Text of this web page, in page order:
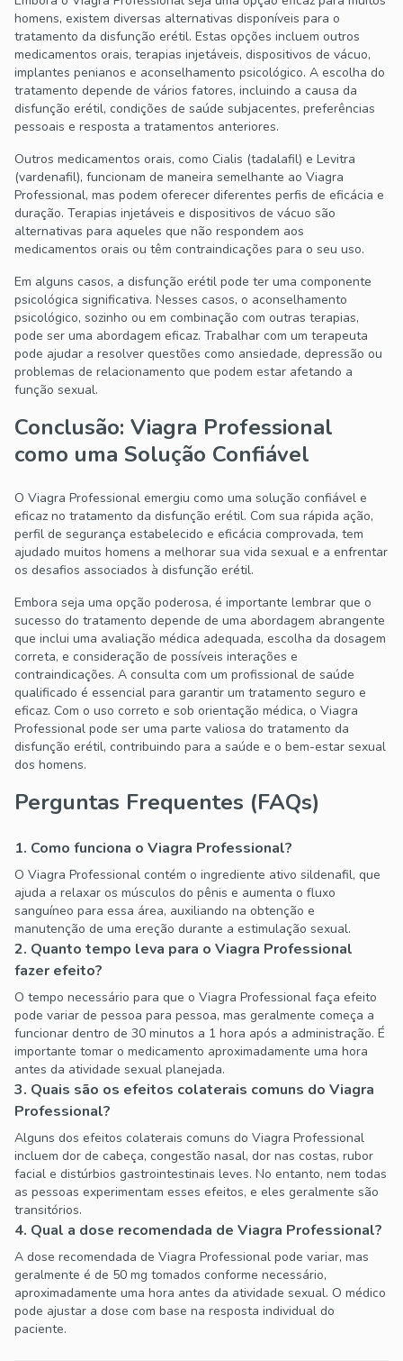
homens, existem diversas alternativas disponíveis para o
tratamento da disfunção erétil. Estas opções incluem outros
medicamentos orais, terapias injetáveis, dispositivos de vácuo,
implantes penianos e aconselhamento psicológico. A escolha do
tratamento depende de vários fatores, incluindo a causa da
disfunção erétil, condições de saúde subjacentes, preferências
pessoais e resposta a tratamentos anteriores.
Outros medicamentos orais, como Cialis (tadalafil) e Levitra
(vardenafil), funcionam de maneira semelhante ao Viagra
Professional, mas podem oferecer diferentes perfis de eficácia e
duração. Terapias injetáveis e dispositivos de vácuo são
alternativas para aqueles que não respondem aos
medicamentos orais ou têm contraindicações para o seu uso.
Em alguns casos, a disfunção erétil pode ter uma componente
psicológica significativa. Nesses casos, o aconselhamento
psicológico, sozinho ou em combinação com outras terapias,
pode ser uma abordagem eficaz. Trabalhar com um terapeuta
pode ajudar a resolver questões como ansiedade, depressão ou
problemas de relacionamento que podem estar afetando a
função sexual.
Conclusão: Viagra Professional
como uma Solução Confiável
O Viagra Professional emergiu como uma solução confiável e
eficaz no tratamento da disfunção erétil. Com sua rápida ação,
perfil de segurança estabelecido e eficácia comprovada, tem
ajudado muitos homens a melhorar sua vida sexual e a enfrentar
os desafios associados à disfunção erétil.
Embora seja uma opção poderosa, é importante lembrar que o
sucesso do tratamento depende de uma abordagem abrangente
que inclui uma avaliação médica adequada, escolha da dosagem
correta, e consideração de possíveis interações e
contraindicações. A consulta com um profissional de saúde
qualificado é essencial para garantir um tratamento seguro e
eficaz. Com o uso correto e sob orientação médica, o Viagra
Professional pode ser uma parte valiosa do tratamento da
disfunção erétil, contribuindo para a saúde e o bem-estar sexual
dos homens.
Perguntas Frequentes (FAQs)
1. Como funciona o Viagra Professional?
O Viagra Professional contém o ingrediente ativo sildenafil, que
ajuda a relaxar os músculos do pênis e aumenta o fluxo
sanguíneo para essa área, auxiliando na obtenção e
manutenção de uma ereção durante a estimulação sexual.
2. Quanto tempo leva para o Viagra Professional
fazer efeito?
O tempo necessário para que o Viagra Professional faça efeito
pode variar de pessoa para pessoa, mas geralmente começa a
funcionar dentro de 30 minutos a 1 hora após a administração. É
importante tomar o medicamento aproximadamente uma hora
antes da atividade sexual planejada.
3. Quais são os efeitos colaterais comuns do Viagra
Professional?
Alguns dos efeitos colaterais comuns do Viagra Professional
incluem dor de cabeça, congestão nasal, dor nas costas, rubor
facial e distúrbios gastrointestinais leves. No entanto, nem todas
as pessoas experimentam esses efeitos, e eles geralmente são
transitórios.
4. Qual a dose recomendada de Viagra Professional?
A dose recomendada de Viagra Professional pode variar, mas
geralmente é de 50 mg tomados conforme necessário,
aproximadamente uma hora antes da atividade sexual. O médico
pode ajustar a dose com base na resposta individual do
paciente.